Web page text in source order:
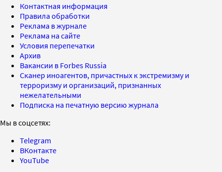
Контактная информация
Правила обработки
Реклама в журнале
Реклама на сайте
Условия перепечатки
Архив
Вакансии в Forbes Russia
Сканер иноагентов, причастных к экстремизму и
терроризму и организаций, признанных
нежелательными
Подписка на печатную версию журнала
Мы в соцсетях:
Telegram
ВКонтакте
YouTube